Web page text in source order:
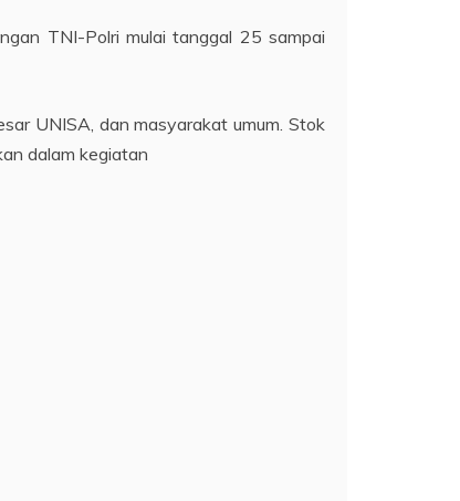
TNI-Polri mulai tanggal 25 sampai
UNISA, dan masyarakat umum. Stok
dalam kegiatan